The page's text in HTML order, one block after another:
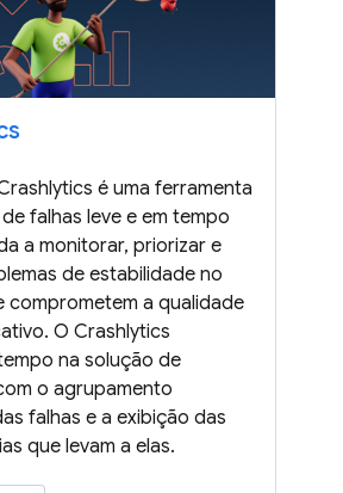
é uma ferramenta
falhas leve e em tempo
a monitorar, priorizar e
de estabilidade no
comprometem a qualidade
O Crashlytics
na solução de
o agrupamento
falhas e a exibição das
que levam a elas.